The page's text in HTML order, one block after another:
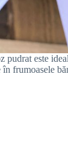
pudrat este
frumoasele